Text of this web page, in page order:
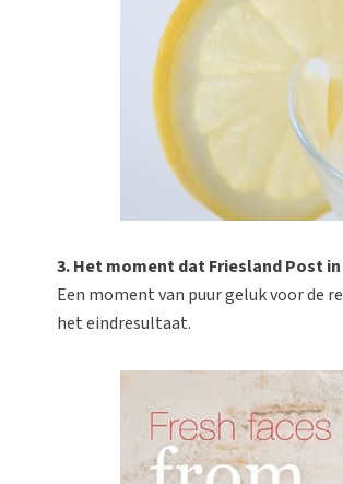
3. Het moment dat Friesland Post
Een moment van puur geluk voor de
het eindresultaat.